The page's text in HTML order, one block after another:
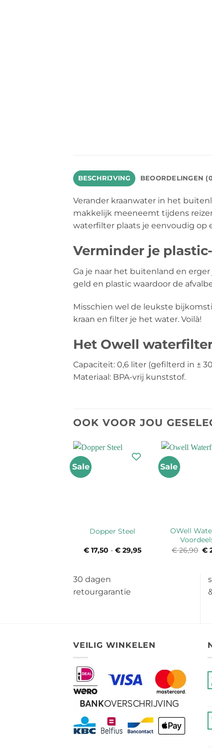
BESCHRIJVING BEOORDELINGEN
Verander kraanwater in het
makkelijk meeneemt tijdens
waterfilter plaats je eenvoudig op
Verminder je
Ga je naar het buitenland en
geld en plastic waardoor de
Misschien wel de leukste
kraan en filter je het water. Voilà!
Het Owell
Capaciteit: 0,6 liter (gefilterd in ±
Materiaal: BPA-vrij kunststof.
OOK VOOR JOU
Sale
Dopper Steel
€17,50 - €29,95Prijsklasse:
Sale
OWell
€26,90 €
30 dagen
retourgarantie
VEILIG WINKELEN